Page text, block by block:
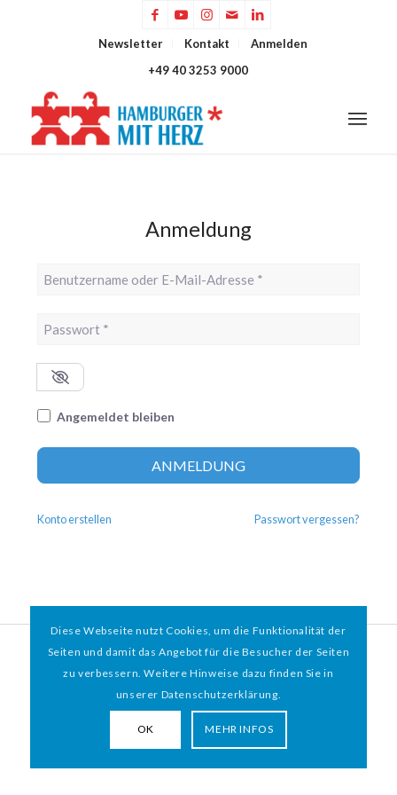
Newsletter Kontakt
Anmelden
+49 40 3253 9000
Anmeldung
Benutzername oder E-Mail-Adresse
Passwort *
Angemeldet bleiben
ANMELDUNG
Konto erstellen Passwort vergessen?
© 2026 HAMBURGER*MIT HERZ e.V. | WEBDESIGN BY WEBIGAMI
Diese Webseite nutzt Cookies, um die Funktionalität der
Seiten und damit das Angebot für die Besucher der Seiten
zu verbessern. Weitere Hinweise dazu finden Sie in
unserer Datenschutzerklärung.
OK MEHR INFOS